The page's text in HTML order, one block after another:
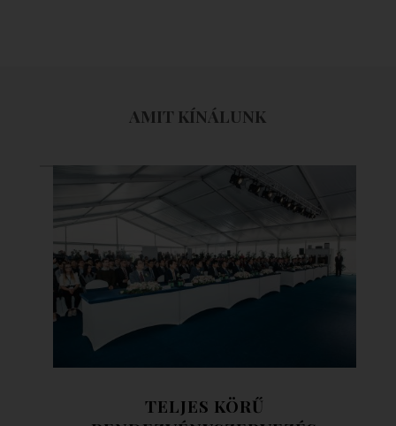
AMIT KÍNÁLUNK
TELJES KÖRŰ